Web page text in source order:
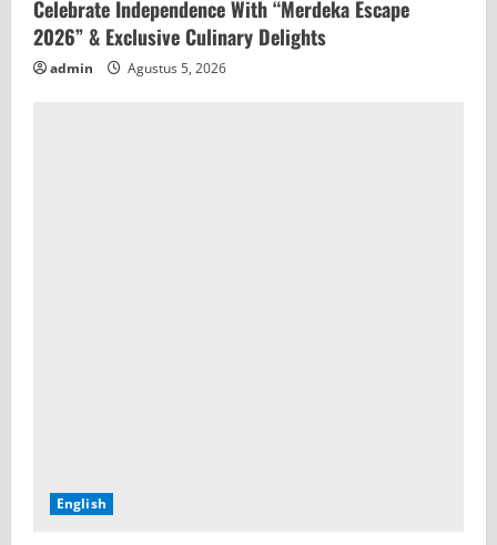
Celebrate Independence With “Merdeka Escape
2026” & Exclusive Culinary Delights
admin Agustus 5, 2026
English